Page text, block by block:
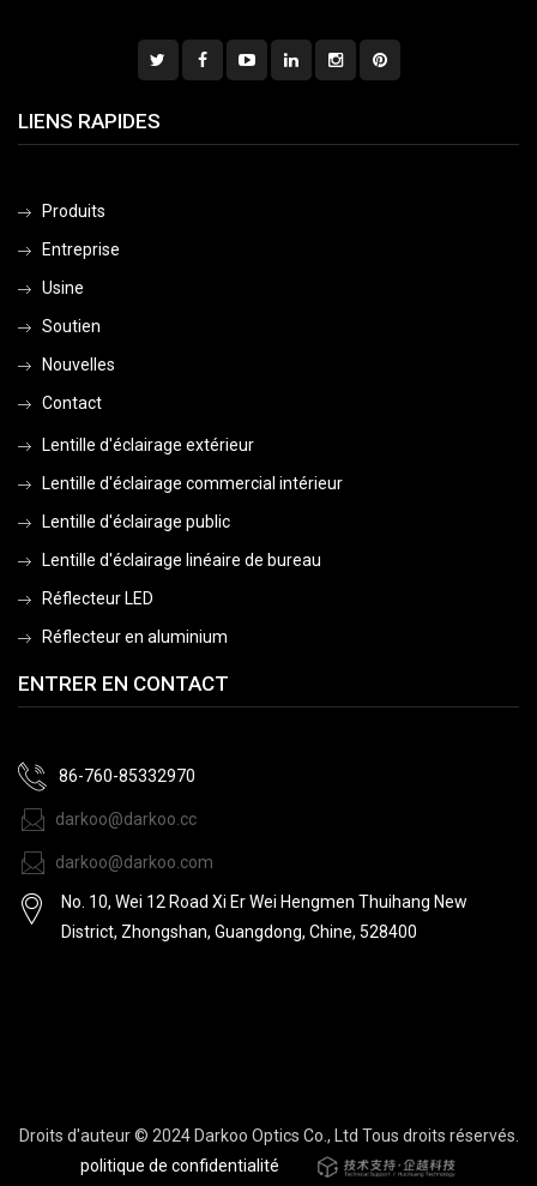
LIENS RAPIDES
Produits
Entreprise
Usine
Soutien
Nouvelles
Contact
Lentille d'éclairage extérieur
Lentille d'éclairage commercial intérieur
Lentille d'éclairage public
Lentille d'éclairage linéaire de bureau
Réflecteur LED
Réflecteur en aluminium
ENTRER EN CONTACT
86-760-85332970
darkoo@darkoo.cc
darkoo@darkoo.com
No. 10, Wei 12 Road Xi Er Wei Hengmen Thuihang New
District, Zhongshan, Guangdong, Chine, 528400
Droits d'auteur © 2024 Darkoo Optics Co., Ltd Tous droits réservés.
politique de confidentialité